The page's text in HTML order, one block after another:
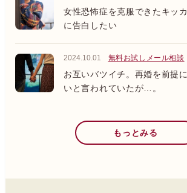
女性恐怖症を克服できたキッ
に告白したい
2024.10.01 無料お試しメール相談
お互いバツイチ。再婚を前提
いと言われていたが…。
もっとみる